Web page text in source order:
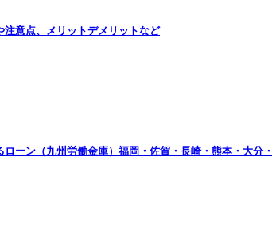
意点、メリットデメリットなど
ーン（九州労働金庫）福岡・佐賀・長崎・熊本・大分